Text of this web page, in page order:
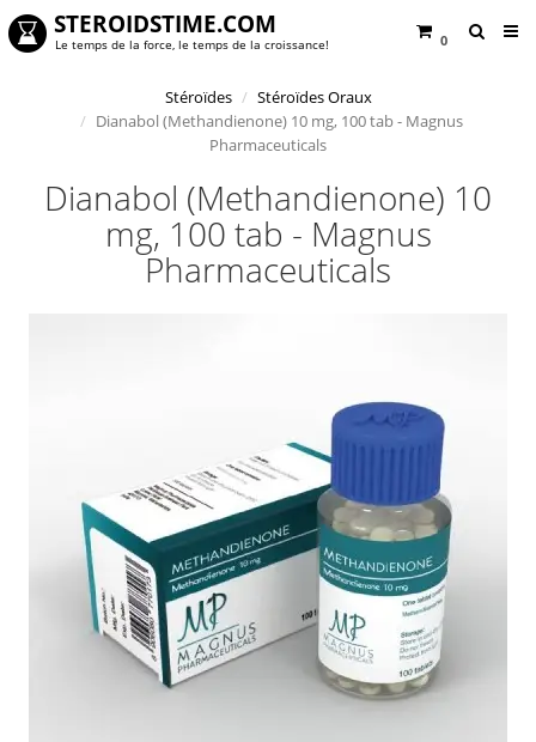
0
STEROIDSTIME.COM
Le temps de la force, le temps de la croissance!
Stéroïdes
Stéroïdes Oraux
Dianabol (Methandienone) 10 mg, 100 tab - Magnus
Pharmaceuticals
Dianabol (Methandienone) 10
mg, 100 tab - Magnus
Pharmaceuticals